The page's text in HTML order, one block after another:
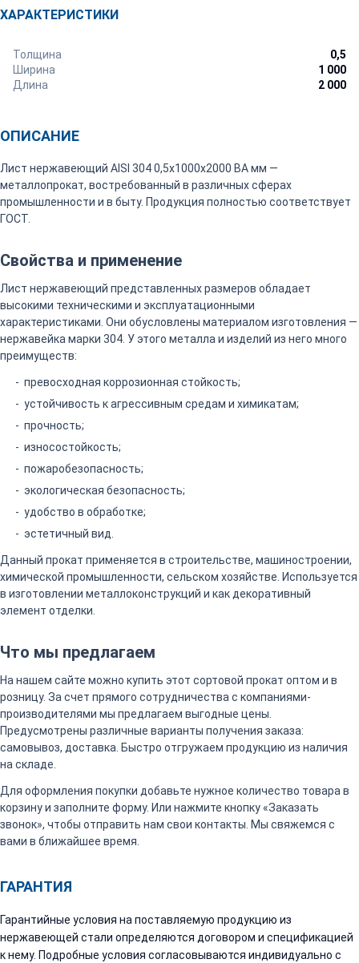
ХАРАКТЕРИСТИКИ
Толщина
0,5
Ширина
1 000
Длина
2 000
ОПИСАНИЕ
Лист нержавеющий AISI 304 0,5х1000х2000 BA мм —
металлопрокат, востребованный в различных сферах
промышленности и в быту. Продукция полностью соответствует
ГОСТ.
Свойства и применение
Лист нержавеющий представленных размеров обладает
высокими техническими и эксплуатационными
характеристиками. Они обусловлены материалом изготовления —
нержавейка марки 304. У этого металла и изделий из него много
преимуществ:
превосходная коррозионная стойкость;
устойчивость к агрессивным средам и химикатам;
прочность;
износостойкость;
пожаробезопасность;
экологическая безопасность;
удобство в обработке;
эстетичный вид.
Данный прокат применяется в строительстве, машиностроении,
химической промышленности, сельском хозяйстве. Используется
в изготовлении металлоконструкций и как декоративный
элемент отделки.
Что мы предлагаем
На нашем сайте можно купить этот сортовой прокат оптом и в
розницу. За счет прямого сотрудничества с компаниями-
производителями мы предлагаем выгодные цены.
Предусмотрены различные варианты получения заказа:
самовывоз, доставка. Быстро отгружаем продукцию из наличия
на складе.
Для оформления покупки добавьте нужное количество товара в
корзину и заполните форму. Или нажмите кнопку «Заказать
звонок», чтобы отправить нам свои контакты. Мы свяжемся с
вами в ближайшее время.
ГАРАНТИЯ
Гарантийные условия на поставляемую продукцию из
нержавеющей стали определяются договором и спецификацией
к нему. Подробные условия согласовываются индивидуально с